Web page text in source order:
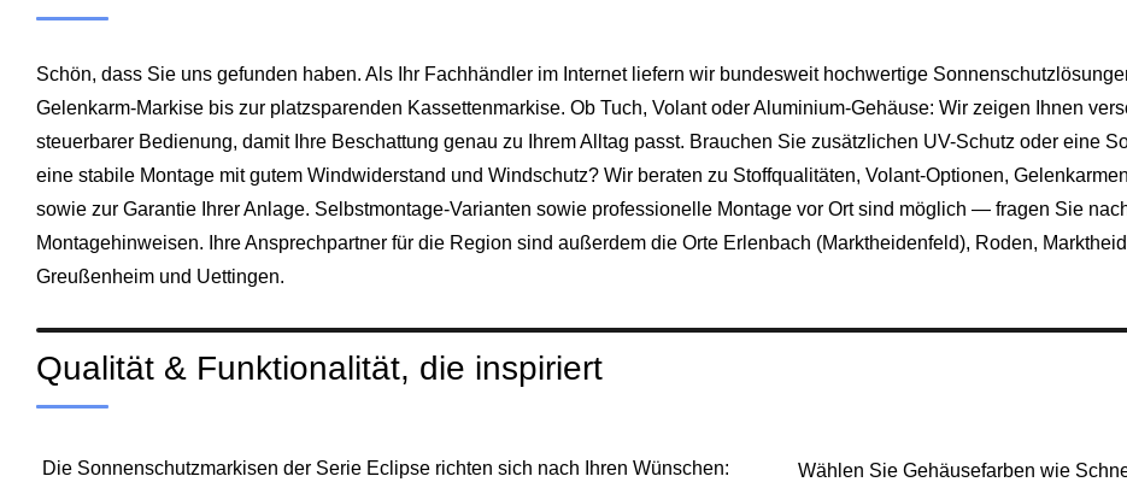
Schön, dass Sie uns gefunden haben. Als Ihr Fachhändler im Internet liefern wir bundesweit hochwertige
Gelenkarm-Markise bis zur platzsparenden Kassettenmarkise. Ob Tuch, Volant oder Aluminium-Gehäuse: Wir zeigen Ihnen
steuerbarer Bedienung, damit Ihre Beschattung genau zu Ihrem Alltag passt. Brauchen Sie zusätzlichen UV-Schutz oder eine
eine stabile Montage mit gutem Windwiderstand und Windschutz? Wir beraten zu Stoffqualitäten, Volant-Optionen,
sowie zur Garantie Ihrer Anlage. Selbstmontage-Varianten sowie professionelle Montage vor Ort sind möglich — fragen Sie
Montagehinweisen. Ihre Ansprechpartner für die Region sind außerdem die Orte Erlenbach (Marktheidenfeld), Roden,
Greußenheim und Uettingen.
Qualität & Funktionalität, die inspiriert
Die Sonnenschutzmarkisen der Serie Eclipse richten sich nach Ihren Wünschen:
Wählen Sie Gehäusefarben wie